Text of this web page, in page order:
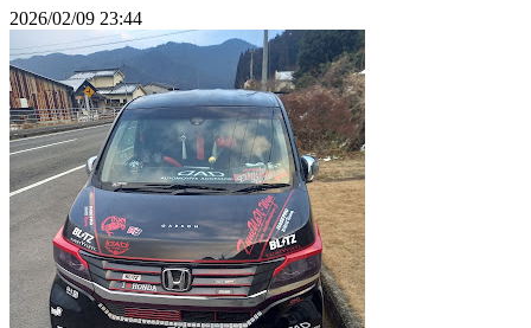
2026/02/09 23:44